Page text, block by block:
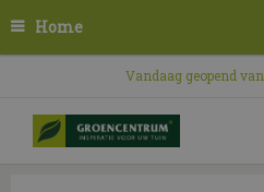
n
Home
Vandaag geopend van